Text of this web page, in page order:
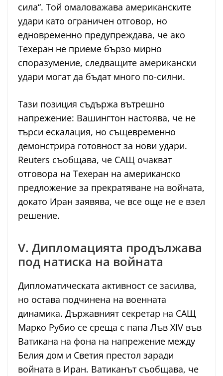
сила“. Той омаловажава американските
удари като ограничен отговор, но
едновременно предупреждава, че ако
Техеран не приеме бързо мирно
споразумение, следващите американски
удари могат да бъдат много по-силни.
Тази позиция съдържа вътрешно
напрежение: Вашингтон настоява, че не
търси ескалация, но същевременно
демонстрира готовност за нови удари.
Reuters съобщава, че САЩ очакват
отговора на Техеран на американско
предложение за прекратяване на войната,
докато Иран заявява, че все още не е взел
решение.
V. Дипломацията продължава
под натиска на войната
Дипломатическата активност се засилва,
но остава подчинена на военната
динамика. Държавният секретар на САЩ
Марко Рубио се среща с папа Лъв XIV във
Ватикана на фона на напрежение между
Белия дом и Светия престол заради
войната в Иран. Ватиканът съобщава, че